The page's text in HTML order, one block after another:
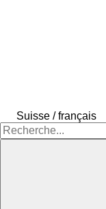
Suisse / français